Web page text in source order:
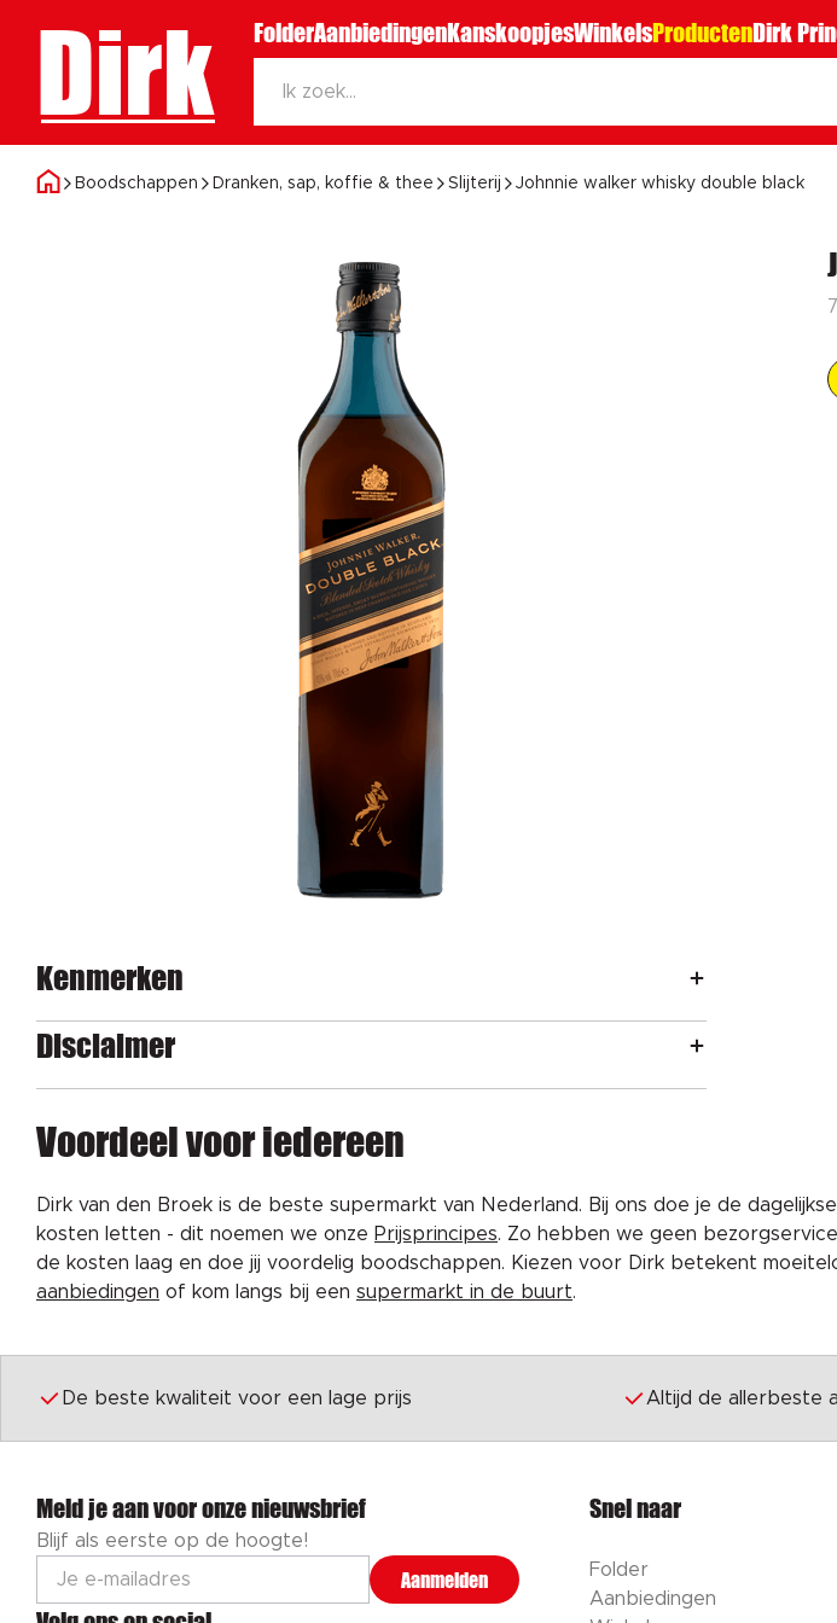
Dirk FolderAanbiedingenKanskoopjesWinkelsProductenDirk
Boodschappen Dranken, sap, koffie & thee Slijterij Johnnie walker whisky double black
Kenmerken
Disclaimer
Voordeel voor iedereen
Dirk van den Broek is de beste supermarkt van Nederland. Bij ons doe je de
kosten letten - dit noemen we onze Prijsprincipes. Zo hebben we geen
de kosten laag en doe jij voordelig boodschappen. Kiezen voor Dirk betekent
aanbiedingen of kom langs bij een supermarkt in de buurt.
De beste kwaliteit voor een lage prijs Altijd de allerbeste
Meld je aan voor onze nieuwsbrief
Blijf als eerste op de hoogte!
Aanmelden
Snel naar
Folder
Aanbiedingen